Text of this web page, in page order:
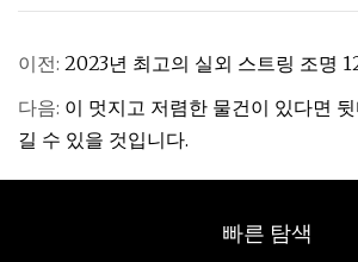
이전: 2023년 최고의 실외 스트링 조명
다음: 이 멋지고 저렴한 물건이 있다면
길 수 있을 것입니다.
빠른 탐색